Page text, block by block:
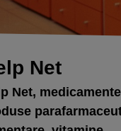
Net
Net,